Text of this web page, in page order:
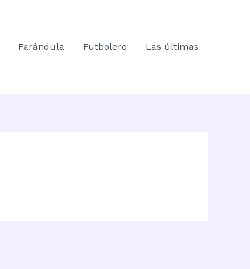
Farándula Futbolero Las últimas